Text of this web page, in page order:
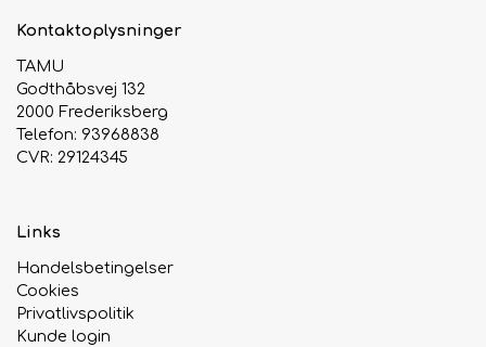
Kontaktoplysninger
TAMU
Godthåbsvej 132
2000 Frederiksberg
Telefon: 93968838
CVR: 29124345
Links
Handelsbetingelser
Cookies
Privatlivspolitik
Kunde login